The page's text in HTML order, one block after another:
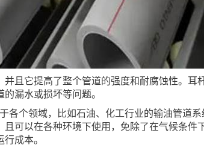
且它提高了整个管道的强度和耐腐蚀性。
漏水或损坏等问题。
各个领域，比如石油、化工行业的输油管道
可以在各种环境下使用，免除了在气候条
成本。